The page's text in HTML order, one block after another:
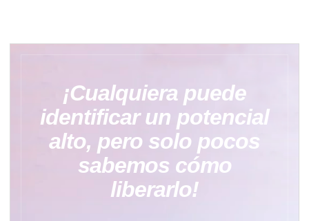
¡Cualquiera puede
identificar un potencial
alto, pero solo pocos
sabemos cómo
liberarlo!